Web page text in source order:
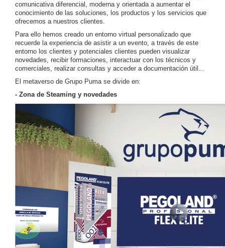
comunicativa diferencial, moderna y orientada a aumentar el
conocimiento de las soluciones, los productos y los servicios que
ofrecemos a nuestros clientes.
Para ello hemos creado un entorno virtual personalizado que
recuerde la experiencia de asistir a un evento, a través de este
entorno los clientes y potenciales clientes pueden visualizar
novedades, recibir formaciones, interactuar con los técnicos y
comerciales, realizar consultas y acceder a documentación útil...
El metaverso de Grupo Puma se divide en:
- Zona de Steaming y novedades